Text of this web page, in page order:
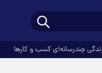
چندرسانه‌ای کسب و کارها